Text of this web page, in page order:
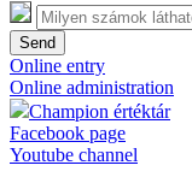
Send
Online entry
Online administration
Champion értéktár
Facebook page
Youtube channel